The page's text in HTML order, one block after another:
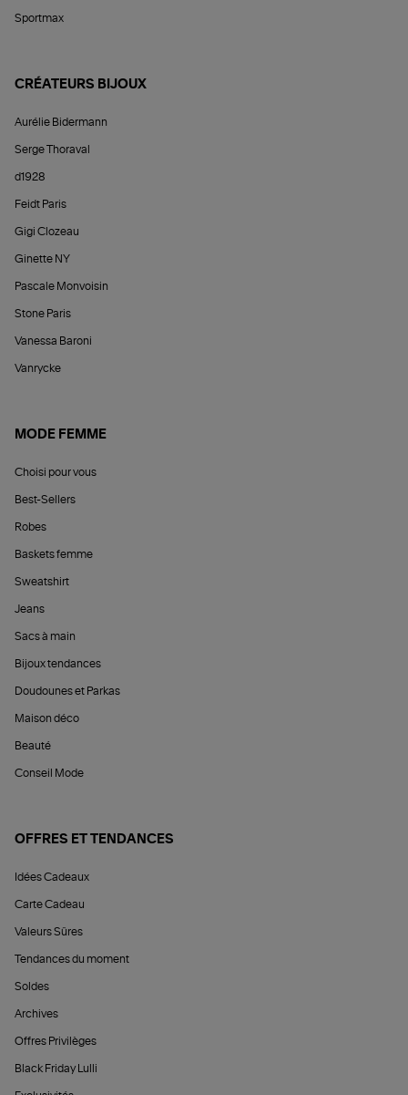
Sportmax
CRÉATEURS BIJOUX
Aurélie Bidermann
Serge Thoraval
d1928
Feidt Paris
Gigi Clozeau
Ginette NY
Pascale Monvoisin
Stone Paris
Vanessa Baroni
Vanrycke
MODE FEMME
Choisi pour vous
Best-Sellers
Robes
Baskets femme
Sweatshirt
Jeans
Sacs à main
Bijoux tendances
Doudounes et Parkas
Maison déco
Beauté
Conseil Mode
OFFRES ET TENDANCES
Idées Cadeaux
Carte Cadeau
Valeurs Sûres
Tendances du moment
Soldes
Archives
Offres Privilèges
Black Friday Lulli